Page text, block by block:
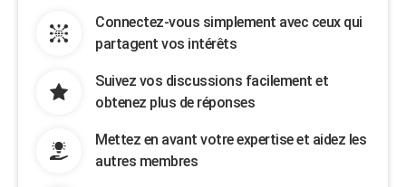
Connectez-vous simplement avec ceux qui
partagent vos intérêts
Suivez vos discussions facilement et
obtenez plus de réponses
Mettez en avant votre expertise et aidez les
autres membres